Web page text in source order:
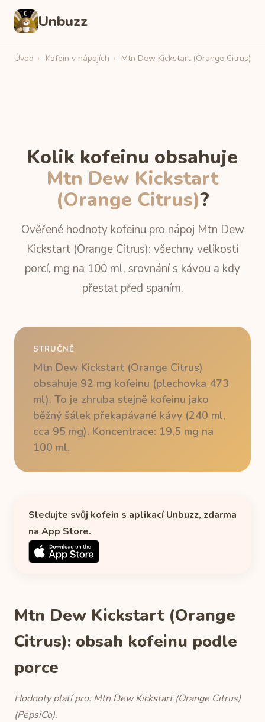
Unbuzz
Úvod › Kofein v nápojích › Mtn Dew Kickstart (Orange Citrus)
Kolik kofeinu obsahuje
Mtn Dew Kickstart
(Orange Citrus)?
Ověřené hodnoty kofeinu pro nápoj Mtn Dew
Kickstart (Orange Citrus): všechny velikosti
porcí, mg na 100 ml, srovnání s kávou a kdy
přestat před spaním.
STRUČNĚ
Mtn Dew Kickstart (Orange Citrus)
obsahuje 92 mg kofeinu (plechovka 473
ml). To je zhruba stejně kofeinu jako
běžný šálek překapávané kávy (240 ml,
cca 95 mg). Koncentrace: 19,5 mg na
100 ml.
Sledujte svůj kofein s aplikací Unbuzz, zdarma
na App Store.
Mtn Dew Kickstart (Orange
Citrus): obsah kofeinu podle
porce
Hodnoty platí pro: Mtn Dew Kickstart (Orange Citrus)
(PepsiCo).